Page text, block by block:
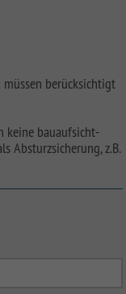
berücksichtigt
keine bauaufsicht-
Absturzsicherung, z.B.